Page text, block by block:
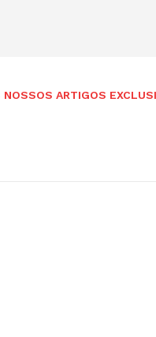
NOSSOS ARTIGOS